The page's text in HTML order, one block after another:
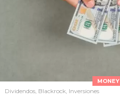
MONEY
Dividendos, Blackrock, Inversiones